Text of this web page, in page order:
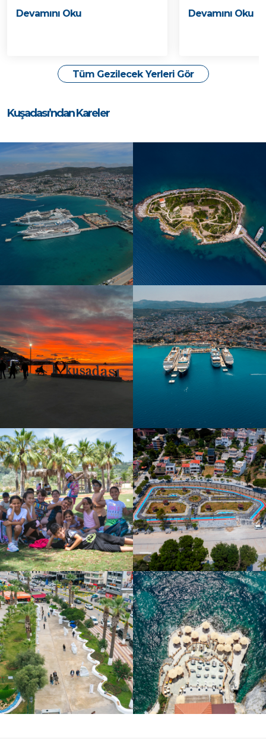
Devamını Oku Devamını Oku
Tüm Gezilecek Yerleri Gör
Kuşadası’ndan Kareler